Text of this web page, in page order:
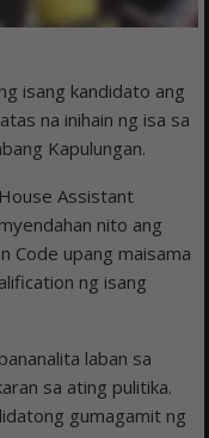
isang kandidato ang
na inihain ng isa sa
Kapulungan.
Assistant
nito ang
Code upang maisama
ng isang
laban sa
sa ating pulitika.
gumagamit ng